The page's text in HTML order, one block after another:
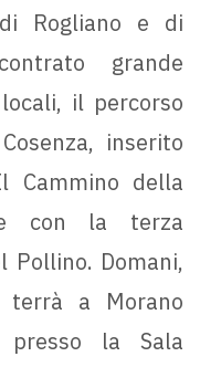
Rogliano e di
grande
il percorso
inserito
Cammino della
con la terza
Pollino. Domani,
terrà a Morano
la Sala